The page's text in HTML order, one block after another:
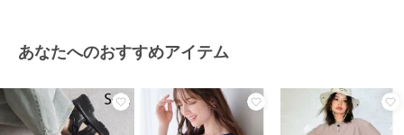
あなたへのおすすめアイテム